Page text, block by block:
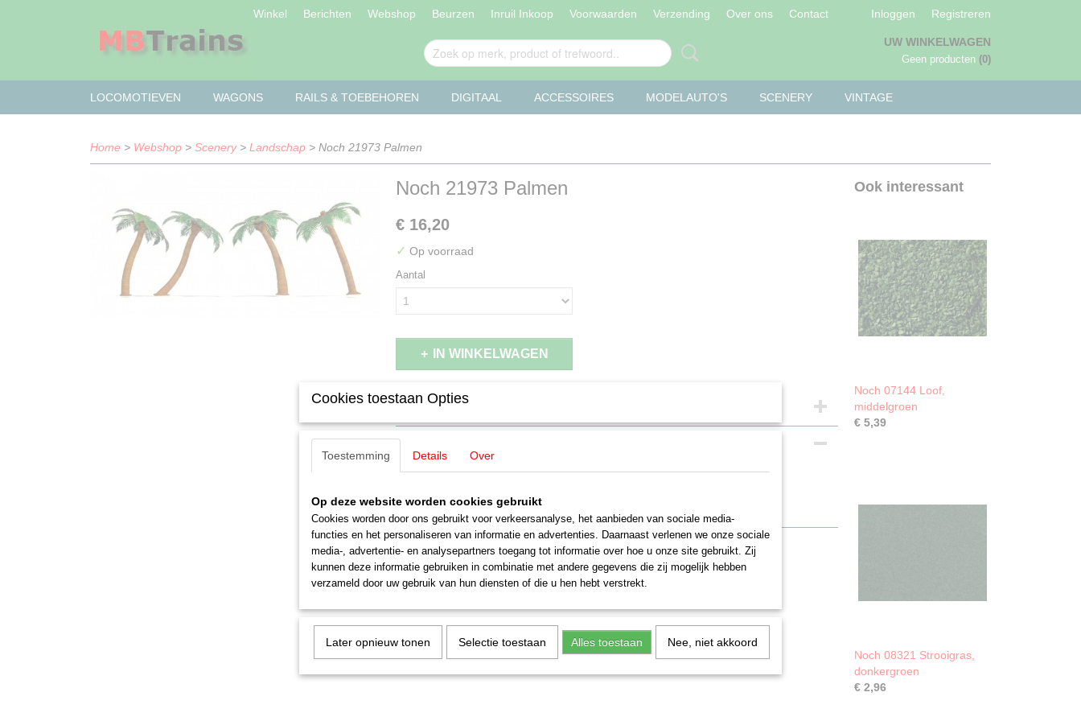
Winkel Berichten Webshop Beurzen Inruil Inkoop Voorwaarden Verzending Over ons Contact Inloggen Registreren
UW WINKELWAGEN
Geen producten (0)
LOCOMOTIEVEN WAGONS RAILS & TOEBEHOREN DIGITAAL ACCESSOIRES MODELAUTO'S SCENERY VINTAGE
Home > Webshop > Scenery> Landschap > Noch 21973 Palmen
Noch 21973 Palmen
€ 16,20
✓ Op voorraad
Aantal
IN WINKELWAGEN
Specificaties
Productcode leverancier
Omschrijving
4,5 cm hoog, 4 stuks
Ook interessant
Noch 07144 Loof,
middelgroen
€ 5,39
Noch 08321 Strooigras,
donkergroen
€ 2,96
Cookies toestaan Opties
Toestemming Details Over
Op deze website worden cookies gebruikt
Cookies worden door ons gebruikt voor verkeersanalyse, het aanbieden van sociale media-
functies en het personaliseren van informatie en advertenties. Daarnaast verlenen we onze sociale
media-, advertentie- en analysepartners toegang tot informatie over hoe u onze site gebruikt. Zij
kunnen deze informatie gebruiken in combinatie met andere gegevens die zij mogelijk hebben
verzameld door uw gebruik van hun diensten of die u hen hebt verstrekt.
Later opnieuw tonen Selectie toestaan Alles toestaan Nee, niet akkoord